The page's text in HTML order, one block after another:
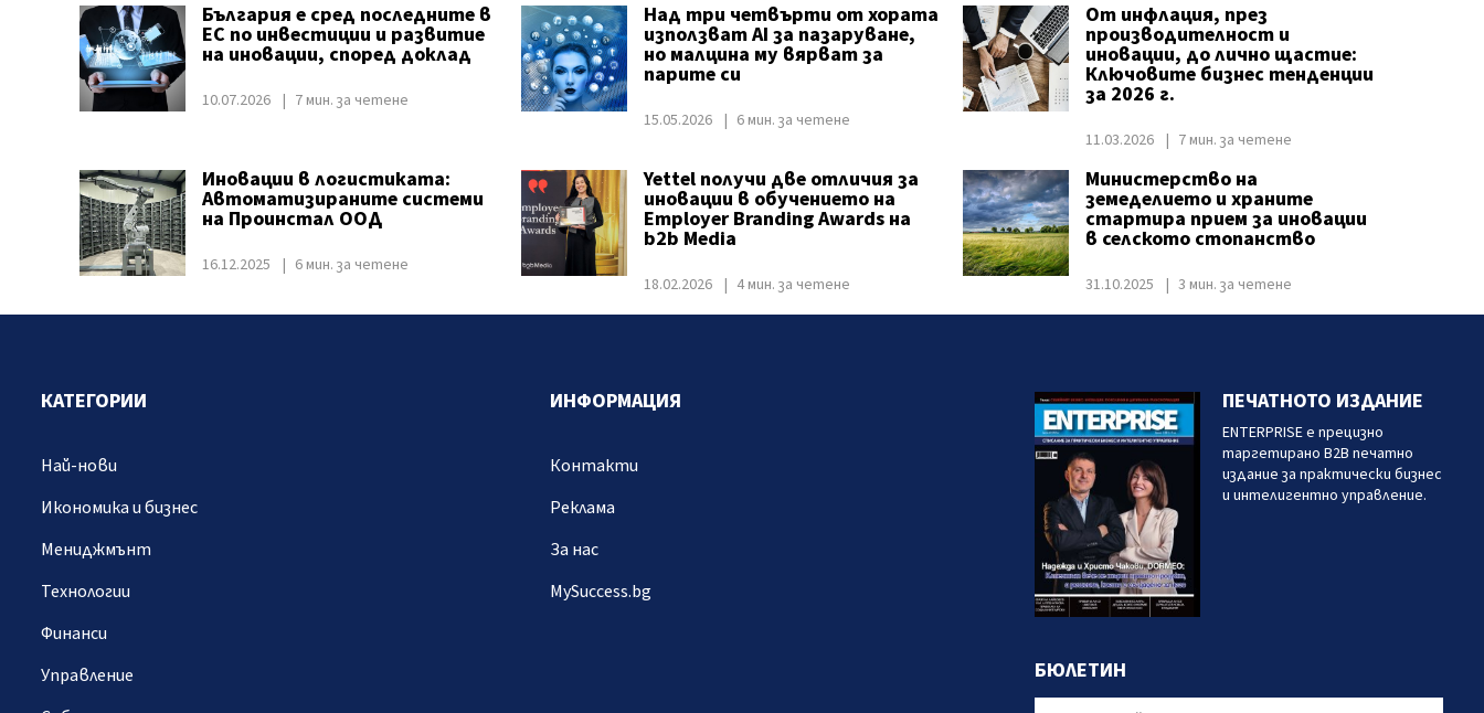
България е сред последните в
ЕС по инвестиции и развитие
на иновации, според доклад
10.07.2026 7 мин. за четене
Над три четвърти от хората
използват AI за пазаруване,
но малцина му вярват за
парите си
15.05.2026 6 мин. за четене
От инфлация, през
производителност и
иновации, до лично щастие:
Ключовите бизнес тенденции
за 2026 г.
11.03.2026 7 мин. за четене
Иновации в логистиката:
Автоматизираните системи
на Проинстал ООД
16.12.2025 6 мин. за четене
Yettel получи две отличия за
иновации в обучението на
Employer Branding Awards на
b2b Media
18.02.2026 4 мин. за четене
Министерство на
земеделието и храните
стартира прием за иновации
в селското стопанство
31.10.2025 3 мин. за четене
КАТЕГОРИИ
Най-нови
Икономика и бизнес
Мениджмънт
Технологии
Финанси
Управление
ИНФОРМАЦИЯ
Контакти
Реклама
За нас
MySuccess.bg
ПЕЧАТНОТО ИЗДАНИЕ
ENTERPRISE е прецизно
таргетирано B2B печатно
издание за практически бизнес
и интелигентно управление.
БЮЛЕТИН